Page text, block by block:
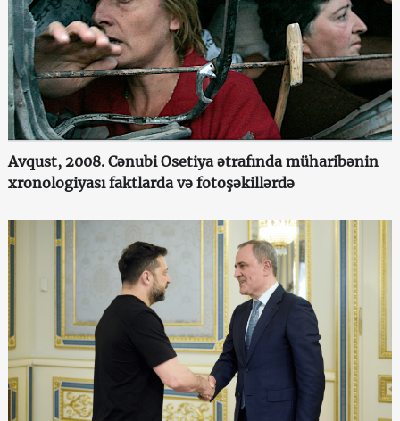
Avqust, 2008. Cənubi Osetiya ətrafında müharibənin
xronologiyası faktlarda və fotoşəkillərdə